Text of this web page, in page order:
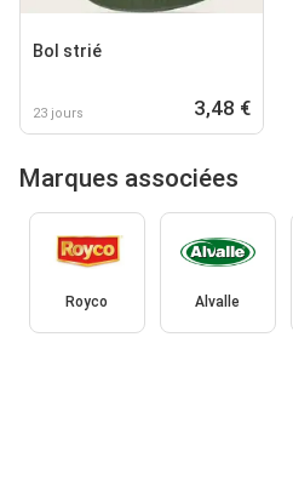
Bol strié
23 jours 3,48 €
Marques associées
Royco Alvalle